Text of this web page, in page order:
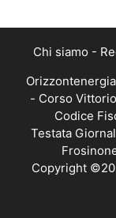
Chi siamo -
- Corso
Codice
Testata
Copyright